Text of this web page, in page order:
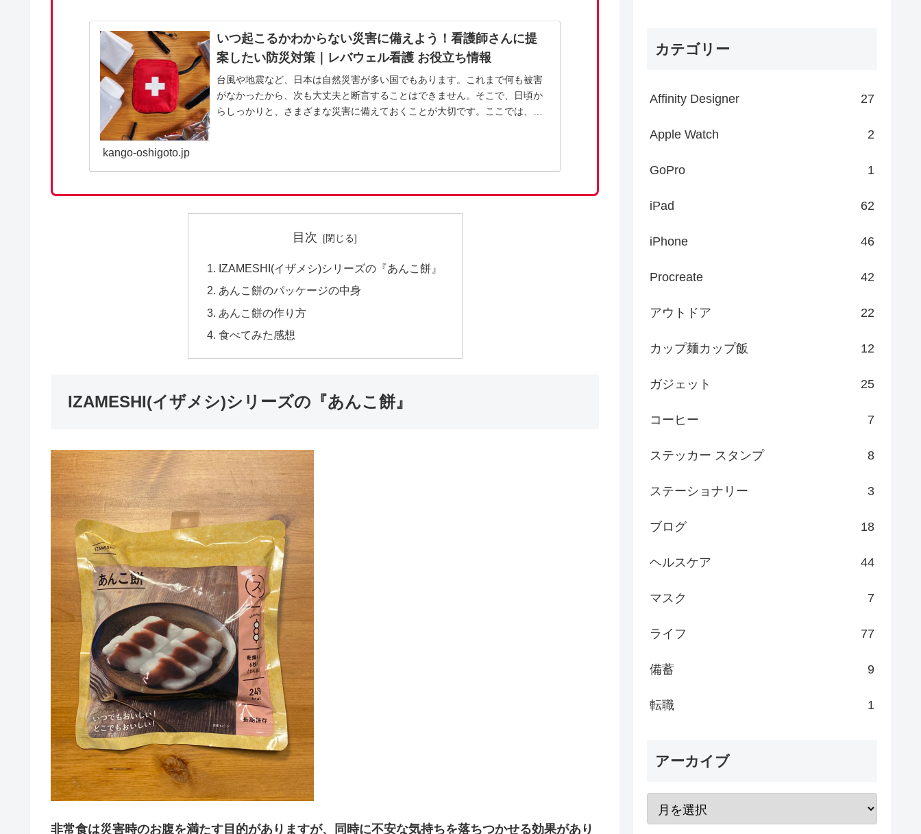
いつ起こるかわからない災害に備えよう！看護師さんに提
案したい防災対策｜レバウェル看護 お役立ち情報
台風や地震など、日本は自然災害が多い国でもあります。これまで何も被害
がなかったから、次も大丈夫と断言することはできません。そこで、日頃か
らしっかりと、さまざまな災害に備えておくことが大切です。ここでは、防
kango-oshigoto.jp
目次
IZAMESHI(イザメシ)シリーズの『あんこ餅』
あんこ餅のパッケージの中身
あんこ餅の作り方
食べてみた感想
IZAMESHI(イザメシ)シリーズの『あんこ餅』
非常食は災害時のお腹を満たす目的がありますが、同時に不安な気持ちを落ちつかせる効果があり
カテゴリー
Affinity Designer 27
Apple Watch 2
GoPro 1
iPad 62
iPhone 46
Procreate 42
アウトドア 22
カップ麺カップ飯 12
ガジェット 25
コーヒー 7
ステッカー スタンプ 8
ステーショナリー 3
ブログ 18
ヘルスケア 44
マスク 7
ライフ 77
備蓄 9
転職 1
アーカイブ